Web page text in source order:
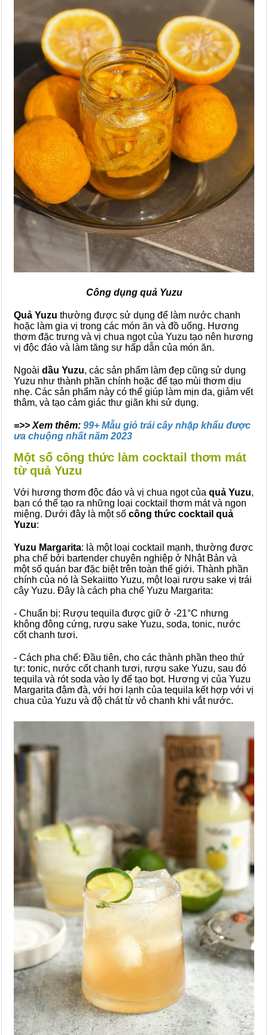
Công dụng quả Yuzu
Quả Yuzu thường được sử dụng để làm nước chanh
hoặc làm gia vị trong các món ăn và đồ uống. Hương
thơm đặc trưng và vị chua ngọt của Yuzu tạo nên hương
vị độc đáo và làm tăng sự hấp dẫn của món ăn.
Ngoài dầu Yuzu, các sản phẩm làm đẹp cũng sử dụng
Yuzu như thành phần chính hoặc để tạo mùi thơm dịu
nhẹ. Các sản phẩm này có thể giúp làm mịn da, giảm vết
thâm, và tạo cảm giác thư giãn khi sử dụng.
=>> Xem thêm: 99+ Mẫu giỏ trái cây nhập khẩu được
ưa chuộng nhất năm 2023
Một số công thức làm cocktail thơm mát
từ quả Yuzu
Với hương thơm độc đáo và vị chua ngọt của quả Yuzu,
bạn có thể tạo ra những loại cocktail thơm mát và ngon
miệng. Dưới đây là một số công thức cocktail quả
Yuzu:
Yuzu Margarita: là một loại cocktail mạnh, thường được
pha chế bởi bartender chuyên nghiệp ở Nhật Bản và
một số quán bar đặc biệt trên toàn thế giới. Thành phần
chính của nó là Sekaiitto Yuzu, một loại rượu sake vị trái
cây Yuzu. Đây là cách pha chế Yuzu Margarita:
- Chuẩn bị: Rượu tequila được giữ ở -21°C nhưng
không đông cứng, rượu sake Yuzu, soda, tonic, nước
cốt chanh tươi.
- Cách pha chế: Đầu tiên, cho các thành phần theo thứ
tự: tonic, nước cốt chanh tươi, rượu sake Yuzu, sau đó
tequila và rót soda vào ly để tạo bọt. Hương vị của Yuzu
Margarita đậm đà, với hơi lạnh của tequila kết hợp với vị
chua của Yuzu và độ chát từ vỏ chanh khi vắt nước.